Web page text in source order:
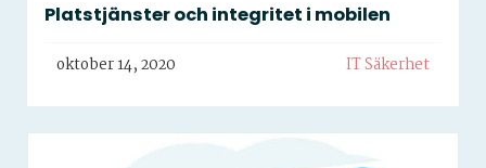
Platstjänster och integritet i mobilen
oktober 14, 2020 IT Säkerhet